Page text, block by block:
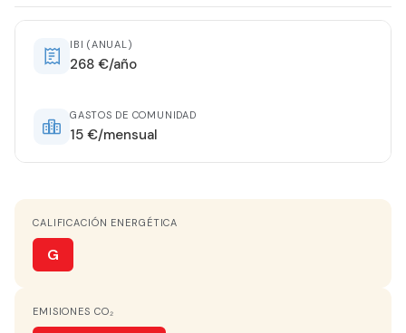
ESTADO
Entrar a vivir
Este
CALEFACCIÓN
Independiente
IBI (ANUAL)
268 €/año
GASTOS DE COMUNIDAD
15 €/mensual
CALIFICACIÓN ENERGÉTICA
G
EMISIONES CO₂